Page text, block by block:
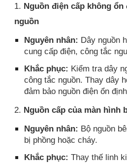
1. Nguồn điện cấp không
nguồn
Nguyên nhân: Dây nguồn
cung cấp điện, công tắc
Khắc phục: Kiểm tra dây
công tắc nguồn. Thay dây
đảm bảo nguồn điện ổn
2. Nguồn cấp của màn hình
Nguyên nhân: Bộ nguồn
bị phồng hoặc cháy.
Khắc phục: Thay thế linh